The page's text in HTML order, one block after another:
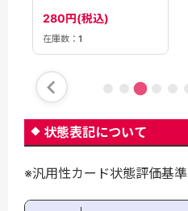
280円(税込)
在庫数： 1
状態表記について
※汎用性カード状態評価基準